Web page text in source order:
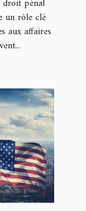
droit pénal
un rôle clé
aux affaires